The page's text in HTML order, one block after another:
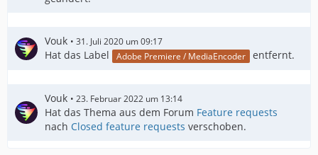
Vouk 31. Juli 2020 um 09:17
Hat das Label Adobe Premiere / MediaEncoder entfernt.
Vouk 23. Februar 2022 um 13:14
Hat das Thema aus dem Forum Feature requests
nach Closed feature requests verschoben.